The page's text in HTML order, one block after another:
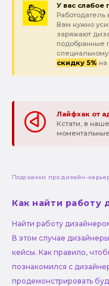
У вас слабое
Вам нужно
заряжают
подобранные
специальному
скидку 5%
Лайфхак от
Кстати, в
Подсказки про дизайн-
Как найти работу
Найти работу
В этом случае
кейсы. Как правило,
познакомился с
продемонстрировать